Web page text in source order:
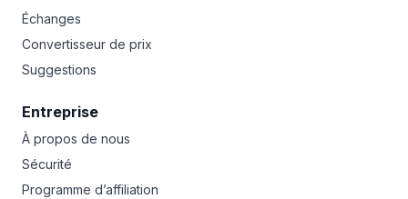
Échanges
Convertisseur de prix
Suggestions
Entreprise
À propos de nous
Sécurité
Programme d’affiliation